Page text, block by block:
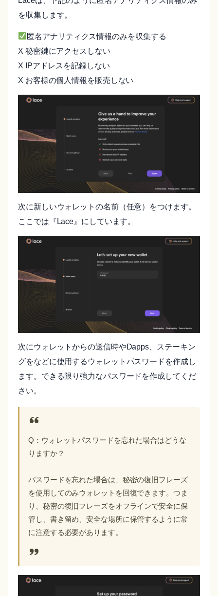
を収集します。
匿名アナリティクス情報のみを収集する
X 秘密鍵にアクセスしない
X IPアドレスを記録しない
X お客様の個人情報を販売しない
次に新しいウォレットの名前（任意）をつけます。
ここでは『Lace』にしています。
次にウォレットからの送信時やDapps、ステーキン
グをなどに使用するウォレットパスワードを作成し
ます。できる限り強力なパスワードを作成してくだ
さい。
Q：ウォレットパスワードを忘れた場合はどうな
りますか？
パスワードを忘れた場合は、秘密の復旧フレーズ
を使用してのみウォレットを回復できます。つま
り、秘密の復旧フレーズをオフラインで安全に保
管し、書き留め、安全な場所に保管するように常
に注意する必要があります。